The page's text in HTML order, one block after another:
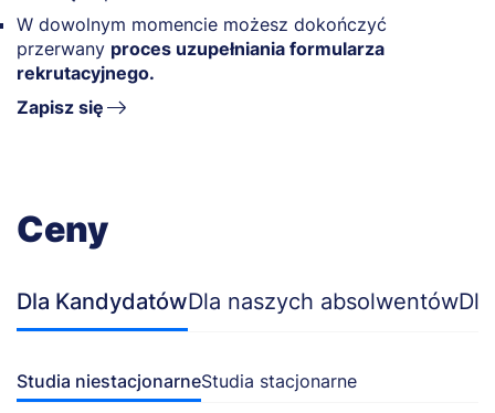
W dowolnym momencie możesz dokończyć
przerwany proces uzupełniania formularza
rekrutacyjnego.
Zapisz się
Ceny
Dla KandydatówDla naszych absolwentów
Studia niestacjonarneStudia stacjonarne